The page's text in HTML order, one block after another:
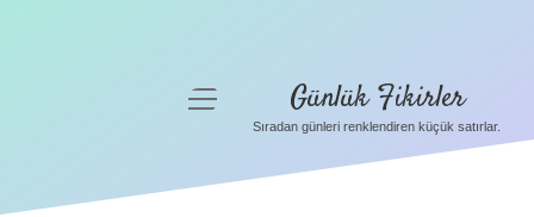
Gizlilik Politikası
menüyü
aç
Günlük Fikirler
Sıradan günleri renklendiren küçük satırlar.